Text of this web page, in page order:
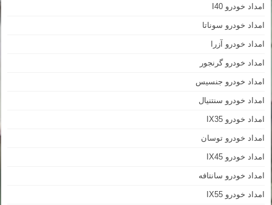
امداد خودرو I40
امداد خودرو سوناتا
امداد خودرو آزرا
امداد خودرو گرنجور
امداد خودرو جنسیس
امداد خودرو سنتنیال
امداد خودرو IX35
امداد خودرو توسان
امداد خودرو IX45
امداد خودرو سانتافه
امداد خودرو IX55